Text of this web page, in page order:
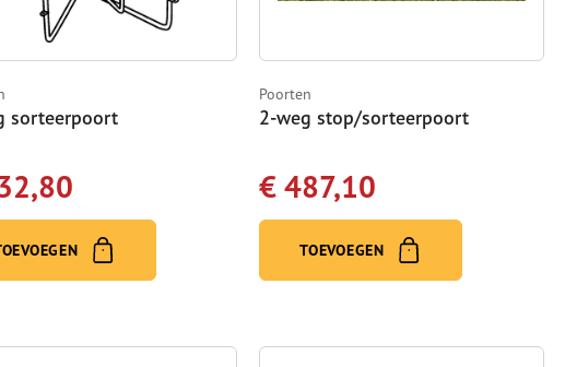
sorteerpoort
Poorten
2-weg stop/sorteerpoort
€ 487,10
TOEVOEGEN